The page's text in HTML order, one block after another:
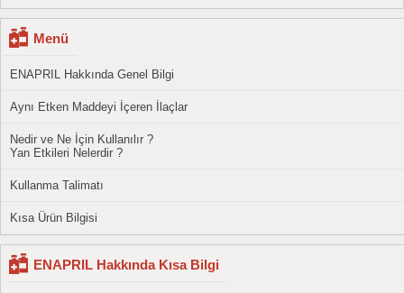
Menü
ENAPRIL Hakkında Genel Bilgi
Aynı Etken Maddeyi İçeren İlaçlar
Nedir ve Ne İçin Kullanılır ?
Yan Etkileri Nelerdir ?
Kullanma Talimatı
Kısa Ürün Bilgisi
ENAPRIL Hakkında Kısa Bilgi